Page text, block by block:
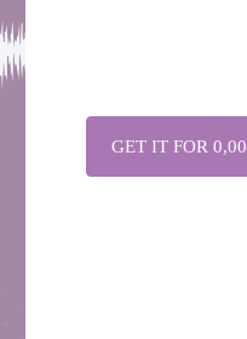
GET IT FOR 0,00